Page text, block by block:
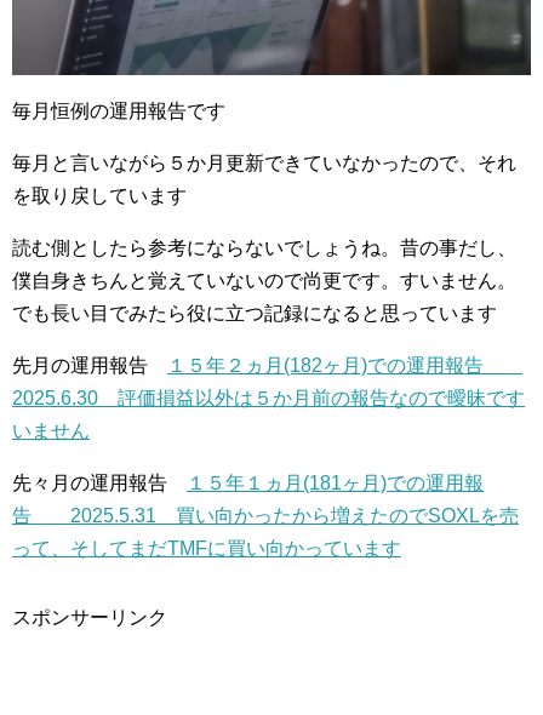
毎月恒例の運用報告です
毎月と言いながら５か月更新できていなかったので、それ
を取り戻しています
読む側としたら参考にならないでしょうね。昔の事だし、
僕自身きちんと覚えていないので尚更です。すいません。
でも長い目でみたら役に立つ記録になると思っています
先月の運用報告
１５年２ヵ月(182ヶ月)での運用報告
2025.6.30 評価損益以外は５か月前の報告なので曖昧です
いません
先々月の運用報告
１５年１ヵ月(181ヶ月)での運用報
告 2025.5.31 買い向かったから増えたのでSOXLを売
って、そしてまだTMFに買い向かっています
スポンサーリンク